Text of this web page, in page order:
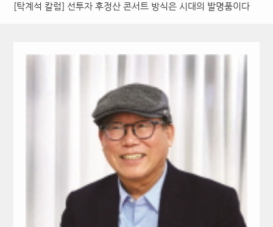
[탁계석 칼럼] 선투자 후정산 콘서트 방식은 시대의 발명품이다